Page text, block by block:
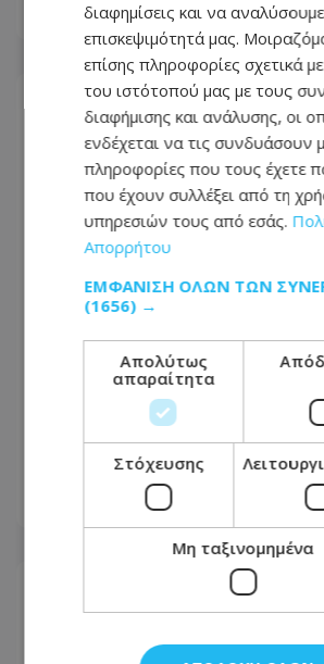
06.08.2026 - 22:54
Πώς έγινε η τραγωδία με
μητέρα στην Ελλάδα:
βοηθήσει τη φίλη της και
παιδιά φώναζαν για
06.08.2026 - 21:41
διαφημίσεις και να
επισκεψιμότητά μας.
επίσης πληροφορίες σχετικά
του ιστότοπού μας με τους
διαφήμισης και ανάλυσης, οι
ενδέχεται να τις συνδυάσουν
πληροφορίες που τους έχετε
που έχουν συλλέξει από τη
υπηρεσιών τους από εσάς.
Απορρήτου
ΕΜΦΆΝΙΣΗ ΌΛΩΝ ΤΩΝ
(1656) →
Απολύτως
απαραίτητα
Στόχευσης
Μη ταξινομημένα